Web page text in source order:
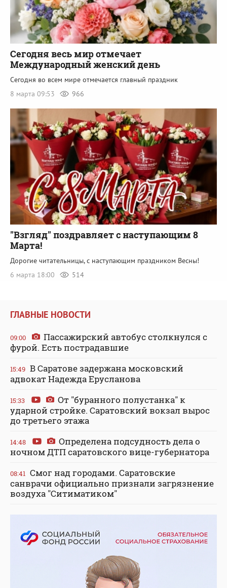
Сегодня весь мир отмечает
Международный женский день
Сегодня во всем мире отмечается главный праздник
8 марта 09:53
966
"Взгляд" поздравляет с наступающим 8
Марта!
Дорогие читательницы, с наступающим праздником Весны!
6 марта 18:00
514
ГЛАВНЫЕ НОВОСТИ
09:00
Пассажирский автобус столкнулся с
фурой. Есть пострадавшие
15:49 В Саратове задержана московский
адвокат Надежда Ерусланова
15:33
От "буранного полустанка" к
ударной стройке. Саратовский вокзал вырос
до третьего этажа
14:48
Определена подсудность дела о
ночном ДТП саратовского вице-губернатора
08:41 Смог над городами. Саратовские
санврачи официально признали загрязнение
воздуха "Ситиматиком"